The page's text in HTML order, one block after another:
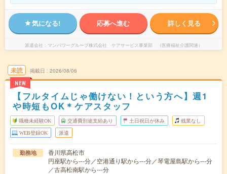
気になる! 応募へ進む 詳しく見る
派遣会社 マンパワーグループ株式会社 ケアサービス事業部 （医療福祉介護関連）
未読
NEW
掲載日 2026/08/06
【フルタイムじゃ働けない！という方へ】週1
や時短もOK＊ケアスタッフ
職種未経験OK 交通費別途支給あり 土日祝日が休み 残業なし
WEB登録OK 派遣
勤務地
香川県高松市
円座駅から---分／空港通り駅から---分／琴電屋島駅から---分
／古高松南駅から---分